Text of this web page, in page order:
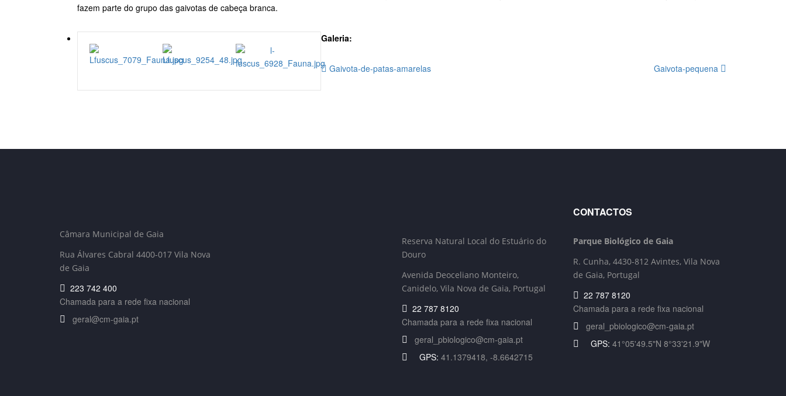
fazem parte do grupo das gaivotas de cabeça branca.
Galeria:
Gaivota-de-patas-amarelas Gaivota-pequena
Câmara Municipal de Gaia
Rua Álvares Cabral 4400-017 Vila Nova
de Gaia
223 742 400
Chamada para a rede fixa nacional
geral@cm-gaia.pt
Reserva Natural Local do Estuário do
Douro
Avenida Deoceliano Monteiro,
Canidelo, Vila Nova de Gaia, Portugal
22 787 8120
Chamada para a rede fixa nacional
geral_pbiologico@cm-gaia.pt
GPS: 41.1379418, -8.6642715
CONTACTOS
Parque Biológico de Gaia
R. Cunha, 4430-812 Avintes, Vila Nova
de Gaia, Portugal
22 787 8120
Chamada para a rede fixa nacional
geral_pbiologico@cm-gaia.pt
GPS: 41°05'49.5"N 8°33'21.9"W